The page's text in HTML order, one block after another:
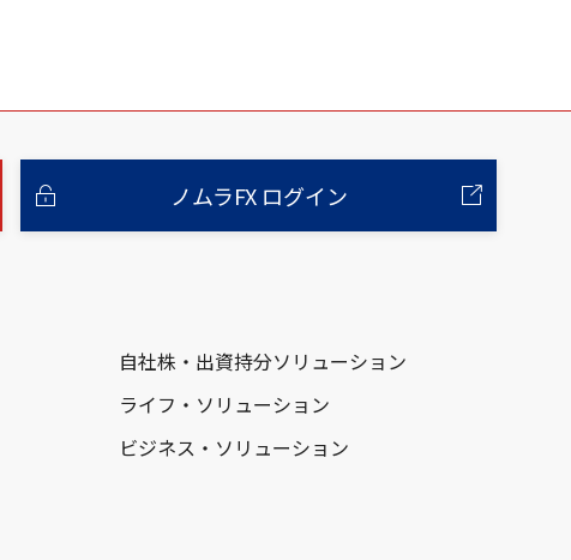
ノムラFX ログイン
自社株・出資持分ソリューション
ライフ・ソリューション
ビジネス・ソリューション